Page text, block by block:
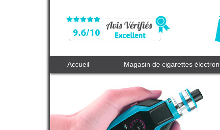
Accueil Magasin de cigarettes